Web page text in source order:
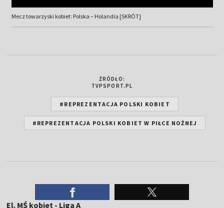
Mecz towarzyski kobiet: Polska – Holandia [SKRÓT]
ŹRÓDŁO:
TVPSPORT.PL
#REPREZENTACJA POLSKI KOBIET
#REPREZENTACJA POLSKI KOBIET W PIŁCE NOŻNEJ
El. MŚ kobiet - Liga A